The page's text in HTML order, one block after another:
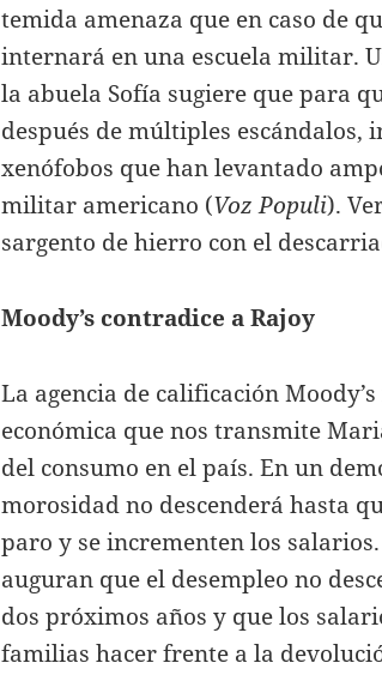
temida amenaza que en caso de
internará en una escuela militar.
la abuela Sofía sugiere que para
después de múltiples escándalos,
xenófobos que han levantado
militar americano (Voz Populi).
sargento de hierro con el
Moody’s contradice a Rajoy
La agencia de calificación
económica que nos transmite
del consumo en el país. En un
morosidad no descenderá hasta
paro y se incrementen los
auguran que el desempleo no
dos próximos años y que los
familias hacer frente a la